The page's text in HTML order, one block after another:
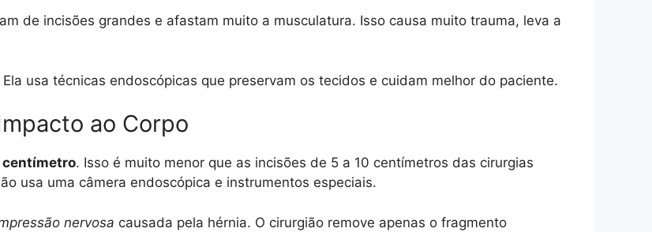
de incisões grandes e afastam muito a musculatura. Isso causa muito trauma, leva a
usa técnicas endoscópicas que preservam os tecidos e cuidam melhor do paciente.
ao Corpo
centímetro. Isso é muito menor que as incisões de 5 a 10 centímetros das cirurgias
usa uma câmera endoscópica e instrumentos especiais.
nervosa causada pela hérnia. O cirurgião remove apenas o fragmento